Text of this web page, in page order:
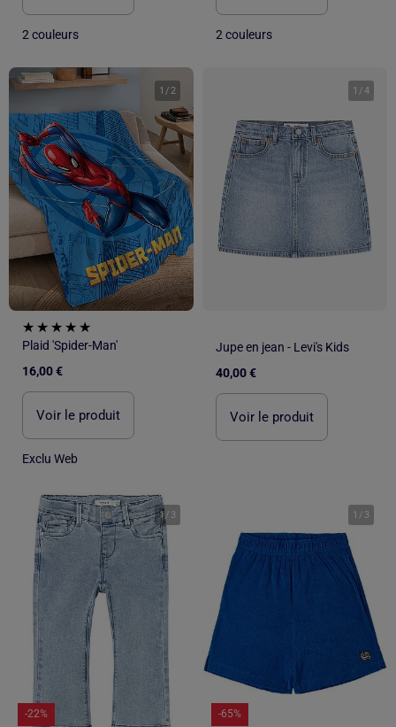
2 couleurs 2 couleurs
1 /2
Plaid 'Spider-Man'
16,00 €
Voir le produit
Exclu Web
1 /4
Jupe en jean - Levi's Kids
40,00 €
Voir le produit
1/ 3
-22%
1 / 3
-65%